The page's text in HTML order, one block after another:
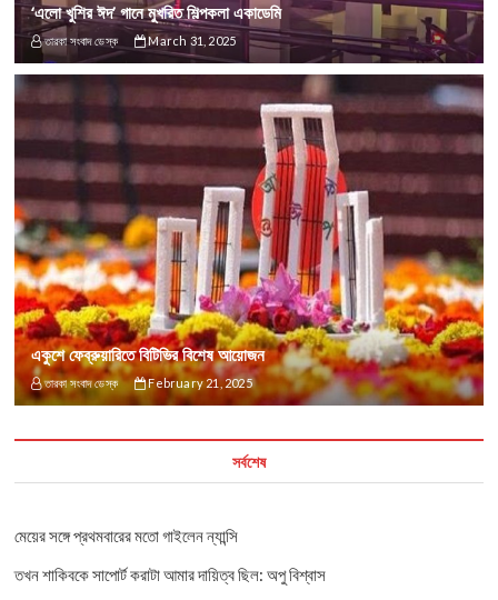
‘এলো খুশির ঈদ’ গানে মুখরিত শিল্পকলা একাডেমি
তারকা সংবাদ ডেস্ক March 31, 2025
একুশে ফেব্রুয়ারিতে বিটিভির বিশেষ আয়োজন
তারকা সংবাদ ডেস্ক February 21, 2025
সর্বশেষ
মেয়ের সঙ্গে প্রথমবারের মতো গাইলেন ন্যান্সি
তখন শাকিবকে সাপোর্ট করাটা আমার দায়িত্ব ছিল: অপু বিশ্বাস